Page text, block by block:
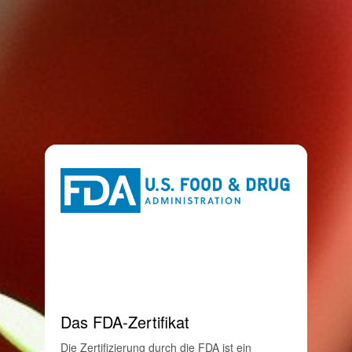
Das FDA-Zertifikat
Die Zertifizierung durch die FDA ist ein